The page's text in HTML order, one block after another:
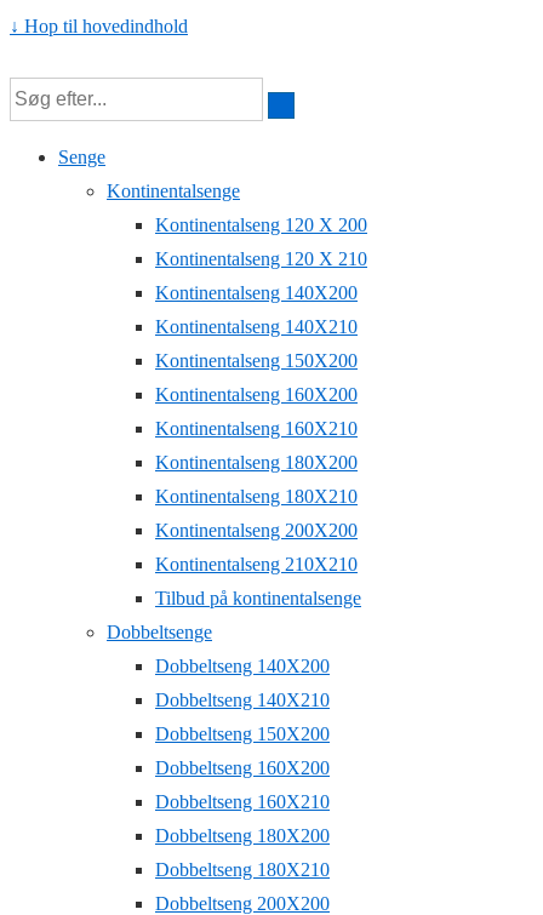
↓ Hop til hovedindhold
Senge
Kontinentalsenge
Kontinentalseng 120 X 200
Kontinentalseng 120 X 210
Kontinentalseng 140X200
Kontinentalseng 140X210
Kontinentalseng 150X200
Kontinentalseng 160X200
Kontinentalseng 160X210
Kontinentalseng 180X200
Kontinentalseng 180X210
Kontinentalseng 200X200
Kontinentalseng 210X210
Tilbud på kontinentalsenge
Dobbeltsenge
Dobbeltseng 140X200
Dobbeltseng 140X210
Dobbeltseng 150X200
Dobbeltseng 160X200
Dobbeltseng 160X210
Dobbeltseng 180X200
Dobbeltseng 180X210
Dobbeltseng 200X200